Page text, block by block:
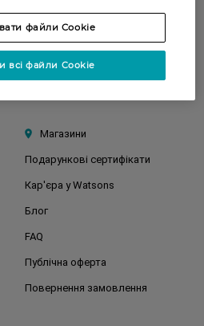
Дерматокосметика
Магазини
Подарункові сертифікати
Кар'єра у Watsons
Блог
FAQ
Публічна оферта
Повернення замовлення
файли Cookie
всі файли Cookie